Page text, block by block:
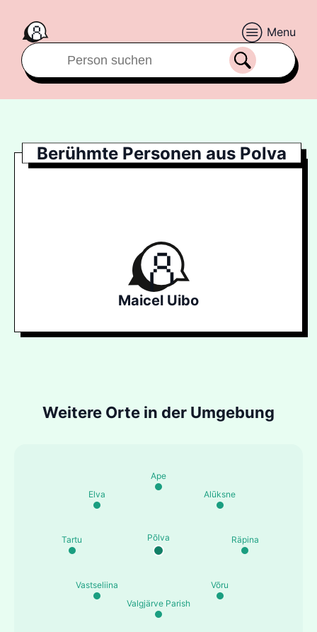
Menu
Berühmte Personen aus Polva
Maicel Uibo
Weitere Orte in der Umgebung
Põlva Räpina
Võru
Valgjärve Parish
Vastseliina
Tartu
Elva
Ape
Alūksne